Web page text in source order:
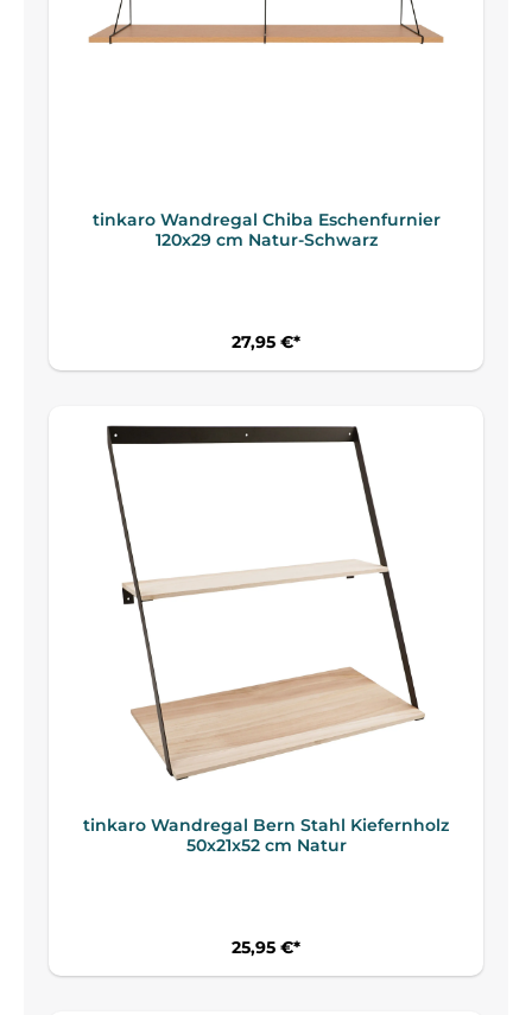
tinkaro Wandregal Chiba Eschenfurnier
120x29 cm Natur-Schwarz
27,95 €*
tinkaro Wandregal Bern Stahl Kiefernholz
50x21x52 cm Natur
25,95 €*